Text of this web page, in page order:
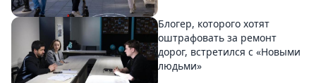
Блогер, которого хотят
оштрафовать за ремонт
дорог, встретился с «Новыми
людьми»